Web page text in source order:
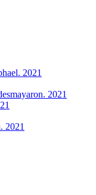
2021
2021
2021